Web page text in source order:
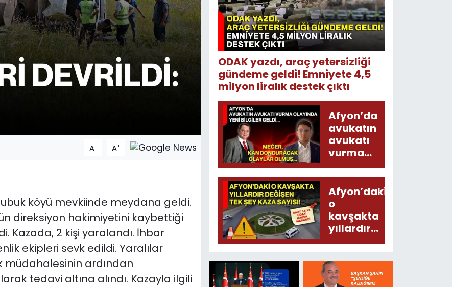
A- A+
köyü mevkiinde meydana geldi.
direksiyon hakimiyetini kaybettiği
Kazada, 2 kişi yaralandı. İhbar
ekipleri sevk edildi. Yaralılar
müdahalesinin ardından
tedavi altına alındı. Kazayla ilgili
ODAK yazdı, araç yetersizliği
gündeme geldi! Emniyete 4,5
milyon liralık destek çıktı
Afyon’da
avukatın
avukatı
vurma
olayında
yeni bilgiler
geldi...
Meğer, kan
donduracak
olaylar
olmuş...
Afyon’daki
o
kavşakta
yıllardır
değişen
kaza
sayısı!